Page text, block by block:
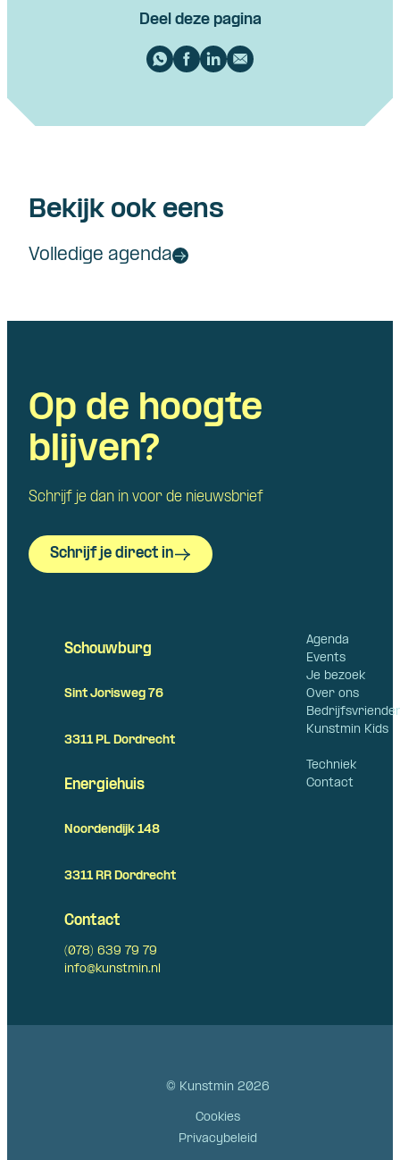
Deel deze pagina
Bekijk ook eens
Volledige agenda
Op de hoogte
blijven?
Schrijf je dan in voor de nieuwsbrief
Schrijf je direct in
Agenda
Events
Je bezoek
Over ons
Kunstmin Kids
Techniek
Contact
Schouwburg
Sint Jorisweg 76
3311 PL Dordrecht
Energiehuis
Noordendijk 148
3311 RR Dordrecht
Contact
(078) 639 79 79
info@kunstmin.nl
© Kunstmin 2026
Cookies
Privacybeleid